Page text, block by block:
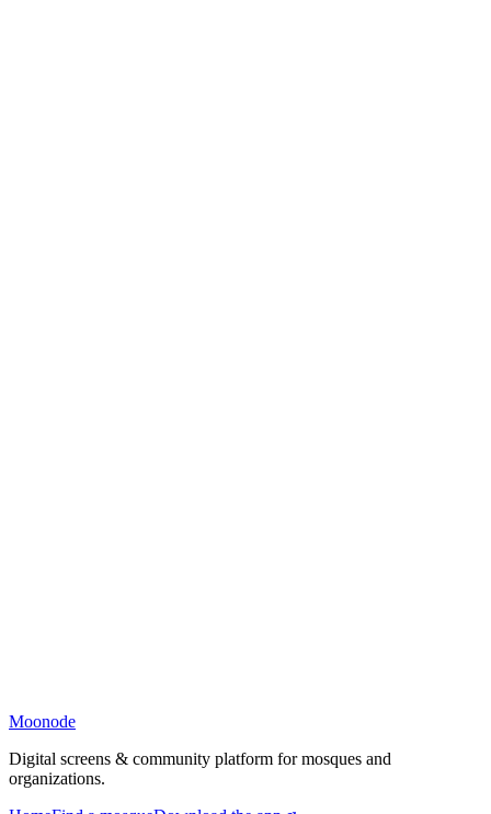
Moonode
Digital screens & community platform for mosques and
organizations.